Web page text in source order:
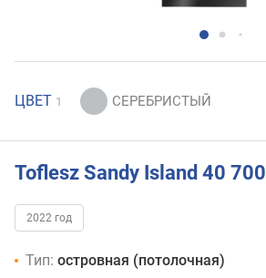
ЦВЕТ 1
Toflesz Sandy Island 40 700
2022 год
Тип: островная (потолочная)